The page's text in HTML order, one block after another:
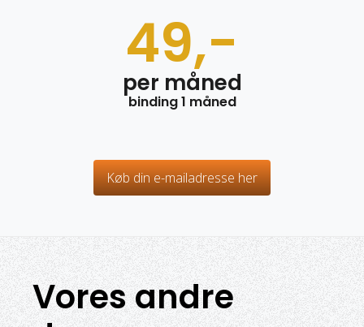
49,-
per måned
binding 1 måned
Køb din e-mailadresse her
Vores andre